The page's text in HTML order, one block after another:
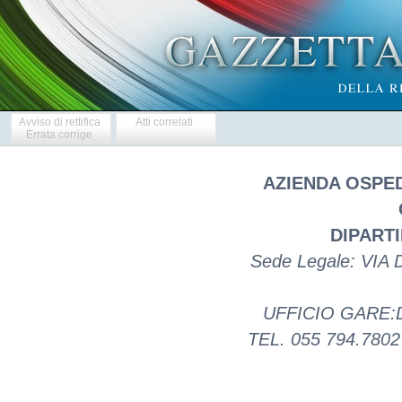
Avviso di rettifica
Errata corrige
Atti correlati
AZIENDA
Sede Legale: VIA
UFFICIO
TEL. 055